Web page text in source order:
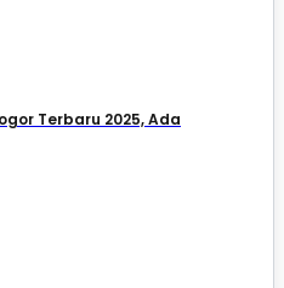
Terbaru 2025, Ada